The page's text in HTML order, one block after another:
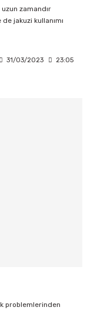
zamandır
jakuzi kullanımı
31/03/2023 23:05
problemlerinden